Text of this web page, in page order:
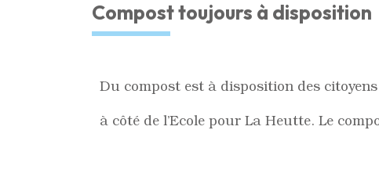
Compost toujours à disposition
Du compost est à disposition des
à côté de l’Ecole pour La Heutte. Le